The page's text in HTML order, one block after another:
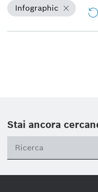
Infographic
Stai ancora